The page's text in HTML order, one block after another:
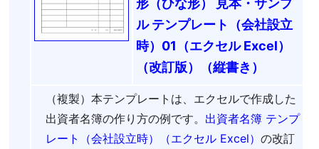
形（ひな形） 見本・サンプ
ル テンプレート（会社設立
時）01（エクセル Excel）
（改訂版）（縦書き）
（複製）本テンプレートは、エクセルで作成した
出資者名簿の作り方の例です。 出資者名簿 テンプ
レート（会社設立時）（エクセル Excel） の改訂